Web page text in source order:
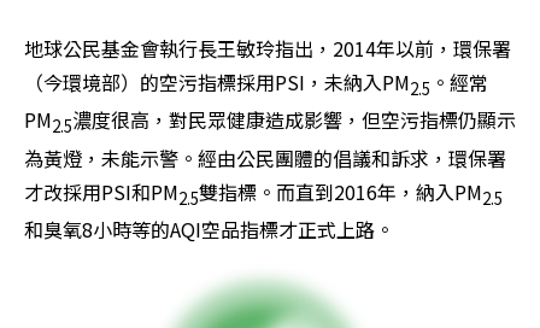
地球公民基金會執行長王敏玲指出，2014年以前，環保署
（今環境部）的空污指標採用PSI，未納入PM2.5 。經常
PM2.5濃度很高，對民眾健康造成影響，但空污指標仍顯示
為黃燈，未能示警。經由公民團體的倡議和訴求，環保署
才改採用PSI和PM2.5雙指標。而直到2016年，納入PM2.5
和臭氧8小時等的AQI空品指標才正式上路。